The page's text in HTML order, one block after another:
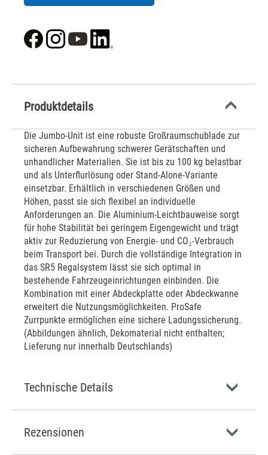
Produktdetails
Die Jumbo-Unit ist eine robuste Großraumschublade zur
sicheren Aufbewahrung schwerer Gerätschaften und
unhandlicher Materialien. Sie ist bis zu 100 kg belastbar
und als Unterflurlösung oder Stand-Alone-Variante
einsetzbar. Erhältlich in verschiedenen Größen und
Höhen, passt sie sich flexibel an individuelle
Anforderungen an. Die Aluminium-Leichtbauweise sorgt
für hohe Stabilität bei geringem Eigengewicht und trägt
aktiv zur Reduzierung von Energie- und CO₂-Verbrauch
beim Transport bei. Durch die vollständige Integration in
das SR5 Regalsystem lässt sie sich optimal in
bestehende Fahrzeugeinrichtungen einbinden. Die
Kombination mit einer Abdeckplatte oder Abdeckwanne
erweitert die Nutzungsmöglichkeiten. ProSafe
Zurrpunkte ermöglichen eine sichere Ladungssicherung.
(Abbildungen ähnlich, Dekomaterial nicht enthalten;
Lieferung nur innerhalb Deutschlands)
Technische Details
Rezensionen